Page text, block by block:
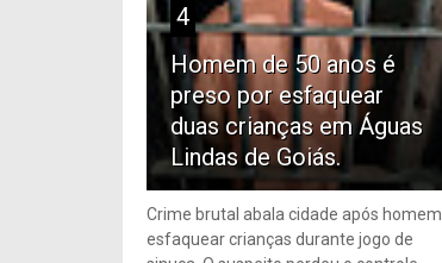
4
Homem de 50 anos é
preso por esfaquear
duas crianças em Águas
Lindas de Goiás.
Crime brutal abala cidade após homem
esfaquear crianças durante jogo de